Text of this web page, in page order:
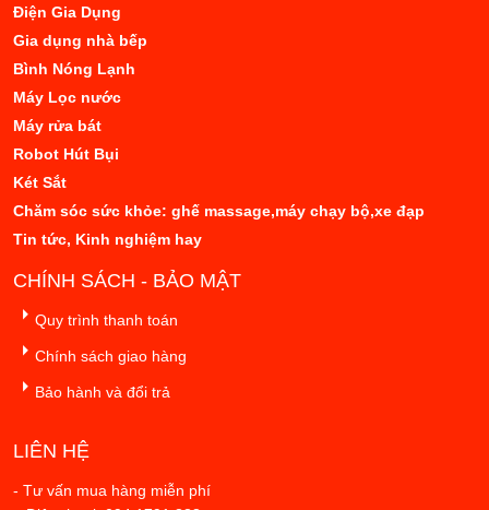
Điện Gia Dụng
Gia dụng nhà bếp
Bình Nóng Lạnh
Máy Lọc nước
Máy rửa bát
Robot Hút Bụi
Két Sắt
Chăm sóc sức khỏe: ghế massage,máy chạy bộ,xe đạp
Tin tức, Kinh nghiệm hay
CHÍNH SÁCH - BẢO MẬT
Quy trình thanh toán
Chính sách giao hàng
Bảo hành và đổi trả
LIÊN HỆ
- Tư vấn mua hàng miễn phí